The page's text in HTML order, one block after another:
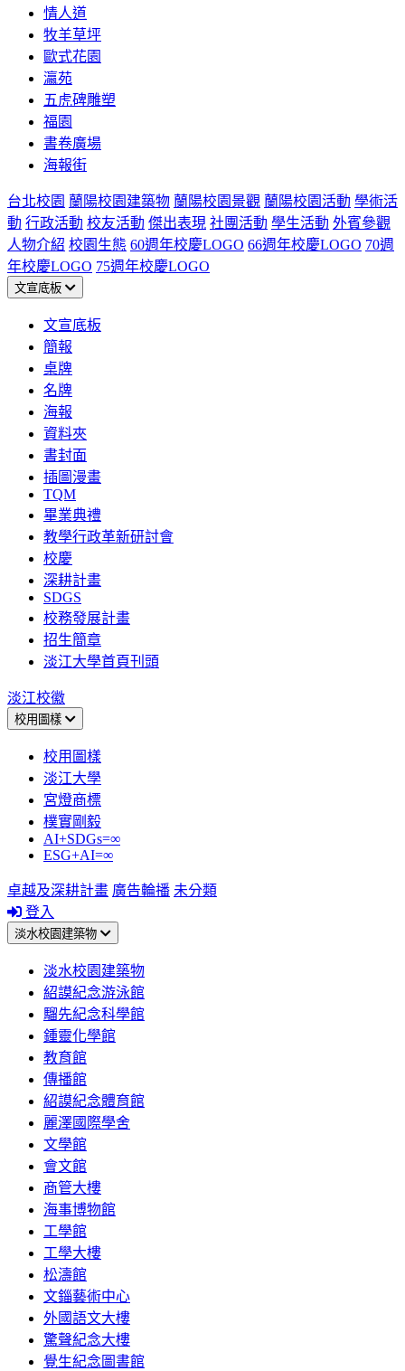
情人道
牧羊草坪
歐式花園
瀛苑
五虎碑雕塑
福園
書卷廣場
海報街
台北校園 蘭陽校園建築物 蘭陽校園景觀 蘭陽校園活動 學術活
動 行政活動 校友活動 傑出表現 社團活動 學生活動 外賓參觀
人物介紹 校園生態 60週年校慶LOGO 66週年校慶LOGO 70週
年校慶LOGO 75週年校慶LOGO
文宣底板
文宣底板
簡報
桌牌
名牌
海報
資料夾
書封面
插圖漫畫
TQM
畢業典禮
教學行政革新研討會
校慶
深耕計畫
SDGS
校務發展計畫
招生簡章
淡江大學首頁刊頭
淡江校徽
校用圖樣
校用圖樣
淡江大學
宮燈商標
樸實剛毅
AI+SDGs=∞
ESG+AI=∞
卓越及深耕計畫 廣告輪播 未分類
登入
淡水校園建築物
淡水校園建築物
紹謨紀念游泳館
騮先紀念科學館
鍾靈化學館
教育館
傳播館
紹謨紀念體育館
麗澤國際學舍
文學館
會文館
商管大樓
海事博物館
工學館
工學大樓
松濤館
文錙藝術中心
外國語文大樓
驚聲紀念大樓
覺生紀念圖書館